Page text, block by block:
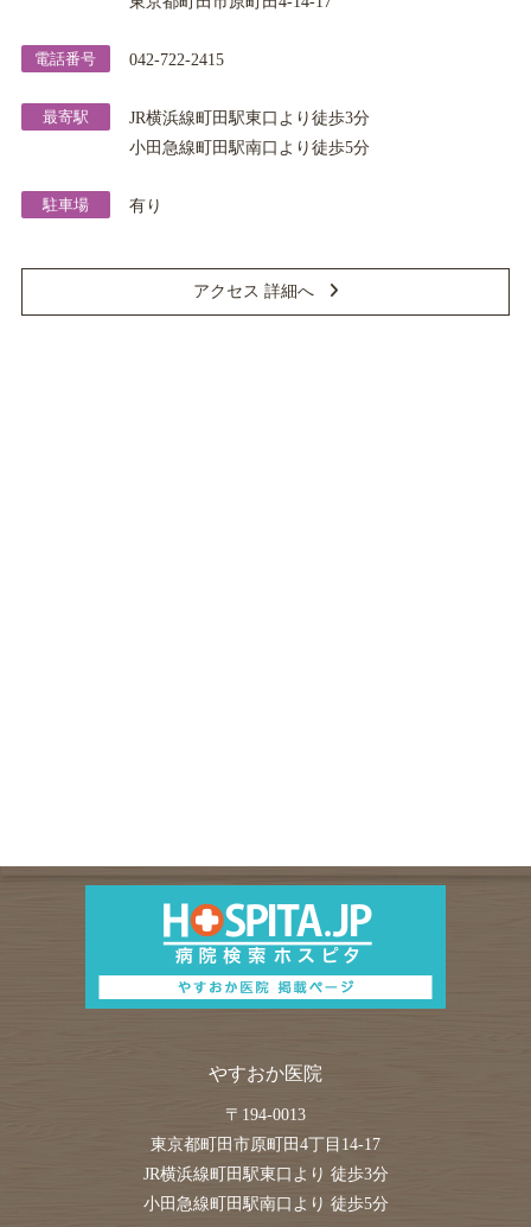
電話番号 042-722-2415
最寄駅
JR横浜線町田駅東口より徒歩3分
小田急線町田駅南口より徒歩5分
駐車場 有り
アクセス 詳細へ
やすおか医院
〒 194-0013
東京都町田市原町田4丁目14-17
JR横浜線町田駅東口より 徒歩3分
小田急線町田駅南口より 徒歩5分